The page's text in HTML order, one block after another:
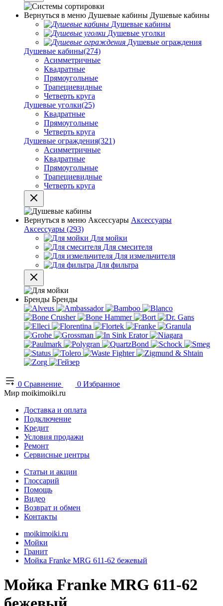
Вернуться в меню Душевые кабины Душевые кабины
Душевые кабины
Душевые уголки
Душевые ограждения
Душевые кабины(274)
Асимметричные
Квадратные
Прямоугольные
Трапециевидные
Четверть круга
Душевые уголки(25)
Квадратные
Прямоугольные
Четверть круга
Душевые ограждения(321)
Асимметричные
Квадратные
Прямоугольные
Трапециевидные
Четверть круга
Вернуться в меню Аксессуары Аксессуары
Аксессуары (293)
Для мойки
Для смесителя
Для измельчителя
Для фильтра
Бренды Бренды
0 Сравнение 0 Избранное
Мир moikimoiki.ru
Доставка и оплата
Подключение
Кредит
Условия продажи
Ремонт
Сервисные центры
Статьи и акции
Глоссарий
Помощь
Видео
Возврат и обмен
Контакты
moikimoiki.ru
Мойки
Гранит
Мойка Franke MRG 611-62 бежевый
Мойка Franke MRG 611-62